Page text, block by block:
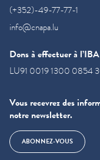
(+352)-49-77-77-1
info@cnapa.lu
Dons à effectuer à
LU91 0019 1300 0854
Vous recevrez des
notre newsletter.
ABONNEZ-VOUS